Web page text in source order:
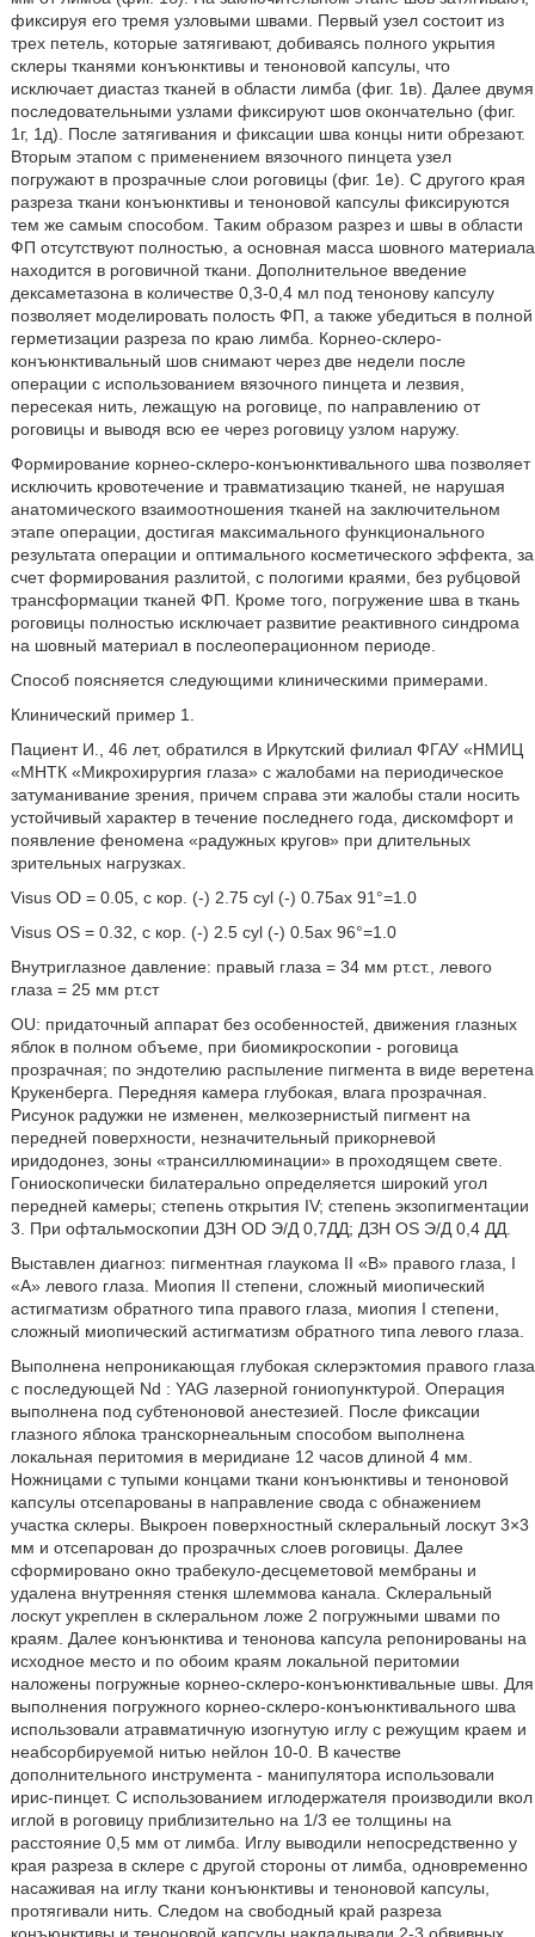
фиксируя его тремя узловыми швами. Первый узел состоит из
трех петель, которые затягивают, добиваясь полного укрытия
склеры тканями конъюнктивы и теноновой капсулы, что
исключает диастаз тканей в области лимба (фиг. 1в). Далее двумя
последовательными узлами фиксируют шов окончательно (фиг.
1г, 1д). После затягивания и фиксации шва концы нити обрезают.
Вторым этапом с применением вязочного пинцета узел
погружают в прозрачные слои роговицы (фиг. 1е). С другого края
разреза ткани конъюнктивы и теноновой капсулы фиксируются
тем же самым способом. Таким образом разрез и швы в области
ФП отсутствуют полностью, а основная масса шовного материала
находится в роговичной ткани. Дополнительное введение
дексаметазона в количестве 0,3-0,4 мл под тенонову капсулу
позволяет моделировать полость ФП, а также убедиться в полной
герметизации разреза по краю лимба. Корнео-склеро-
конъюнктивальный шов снимают через две недели после
операции с использованием вязочного пинцета и лезвия,
пересекая нить, лежащую на роговице, по направлению от
роговицы и выводя всю ее через роговицу узлом наружу.
Формирование корнео-склеро-конъюнктивального шва позволяет
исключить кровотечение и травматизацию тканей, не нарушая
анатомического взаимоотношения тканей на заключительном
этапе операции, достигая максимального функционального
результата операции и оптимального косметического эффекта, за
счет формирования разлитой, с пологими краями, без рубцовой
трансформации тканей ФП. Кроме того, погружение шва в ткань
роговицы полностью исключает развитие реактивного синдрома
на шовный материал в послеоперационном периоде.
Способ поясняется следующими клиническими примерами.
Клинический пример 1.
Пациент И., 46 лет, обратился в Иркутский филиал ФГАУ «НМИЦ
«МНТК «Микрохирургия глаза» с жалобами на периодическое
затуманивание зрения, причем справа эти жалобы стали носить
устойчивый характер в течение последнего года, дискомфорт и
появление феномена «радужных кругов» при длительных
зрительных нагрузках.
Visus OD = 0.05, с кор. (-) 2.75 cyl (-) 0.75ах 91°=1.0
Visus OS = 0.32, с кор. (-) 2.5 cyl (-) 0.5ах 96°=1.0
Внутриглазное давление: правый глаза = 34 мм рт.ст., левого
глаза = 25 мм рт.ст
OU: придаточный аппарат без особенностей, движения глазных
яблок в полном объеме, при биомикроскопии - роговица
прозрачная; по эндотелию распыление пигмента в виде веретена
Крукенберга. Передняя камера глубокая, влага прозрачная.
Рисунок радужки не изменен, мелкозернистый пигмент на
передней поверхности, незначительный прикорневой
иридодонез, зоны «трансиллюминации» в проходящем свете.
Гониоскопически билатерально определяется широкий угол
передней камеры; степень открытия IV; степень экзопигментации
3. При офтальмоскопии ДЗН OD Э/Д 0,7ДД; ДЗН OS Э/Д 0,4 ДД.
Выставлен диагноз: пигментная глаукома II «В» правого глаза, I
«А» левого глаза. Миопия II степени, сложный миопический
астигматизм обратного типа правого глаза, миопия I степени,
сложный миопический астигматизм обратного типа левого глаза.
Выполнена непроникающая глубокая склерэктомия правого глаза
с последующей Nd : YAG лазерной гониопунктурой. Операция
выполнена под субтеноновой анестезией. После фиксации
глазного яблока транскорнеальным способом выполнена
локальная перитомия в меридиане 12 часов длиной 4 мм.
Ножницами с тупыми концами ткани конъюнктивы и теноновой
капсулы отсепарованы в направление свода с обнажением
участка склеры. Выкроен поверхностный склеральный лоскут 3×3
мм и отсепарован до прозрачных слоев роговицы. Далее
сформировано окно трабекуло-десцеметовой мембраны и
удалена внутренняя стенкя шлеммова канала. Склеральный
лоскут укреплен в склеральном ложе 2 погружными швами по
краям. Далее конъюнктива и тенонова капсула репонированы на
исходное место и по обоим краям локальной перитомии
наложены погружные корнео-склеро-конъюнктивальные швы. Для
выполнения погружного корнео-склеро-конъюнктивального шва
использовали атравматичную изогнутую иглу с режущим краем и
неабсорбируемой нитью нейлон 10-0. В качестве
дополнительного инструмента - манипулятора использовали
ирис-пинцет. С использованием иглодержателя производили вкол
иглой в роговицу приблизительно на 1/3 ее толщины на
расстояние 0,5 мм от лимба. Иглу выводили непосредственно у
края разреза в склере с другой стороны от лимба, одновременно
насаживая на иглу ткани конъюнктивы и теноновой капсулы,
протягивали нить. Следом на свободный край разреза